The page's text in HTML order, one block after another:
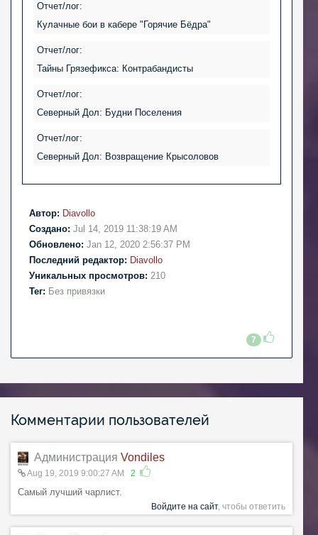
Отчет/лог:
Кулачные бои в кабере "Горячие Бёдра"
Отчет/лог:
Тайны Грязефикса: Контрабандисты
Отчет/лог:
Северный Дол: Будни Поселения
Отчет/лог:
Северный Дол: Возвращение Крысоловов
Автор: Diavollo
Создано: Jul 14, 2019 11:38:19 AM
Обновлено: Jan 12, 2020 2:56:37 PM
Последний редактор: Diavollo
Уникальных просмотров: 210
Тег: Без привязки
7
Комментарии пользователей
Администрация Vondiles
Aug 19, 2019 9:00:27 AM 2
Самый лучший чарлист.
Войдите на сайт, чтобы ответить